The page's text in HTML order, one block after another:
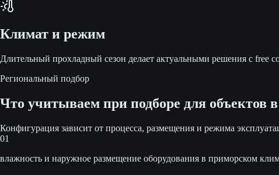
Климат и режим
Длительный прохладный сезон делает актуальными решения с free
Региональный подбор
Что учитываем при подборе для объектов в
Конфигурация зависит от процесса, размещения и режима
01
влажность и наружное размещение оборудования в приморском